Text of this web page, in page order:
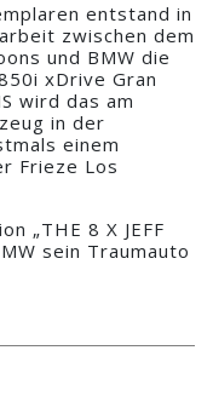
entstand in
zwischen dem
und BMW die
xDrive Gran
wird das am
in der
einem
Frieze Los